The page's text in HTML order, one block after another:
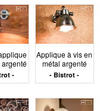
en formats
l’ensemble du
à des sources
Les lampes de
un usage
Applique à vis en
métal argenté
Bistrot